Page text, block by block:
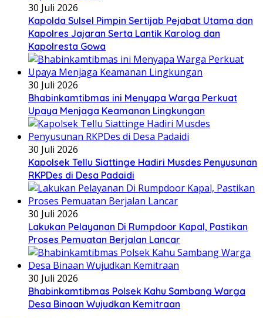
30 Juli 2026
Kapolda Sulsel Pimpin Sertijab Pejabat Utama dan
Kapolres Jajaran Serta Lantik Karolog dan
Kapolresta Gowa
30 Juli 2026
Bhabinkamtibmas ini Menyapa Warga Perkuat
Upaya Menjaga Keamanan Lingkungan
30 Juli 2026
Kapolsek Tellu Siattinge Hadiri Musdes Penyusunan
RKPDes di Desa Padaidi
30 Juli 2026
Lakukan Pelayanan Di Rumpdoor Kapal, Pastikan
Proses Pemuatan Berjalan Lancar
30 Juli 2026
Bhabinkamtibmas Polsek Kahu Sambang Warga
Desa Binaan Wujudkan Kemitraan